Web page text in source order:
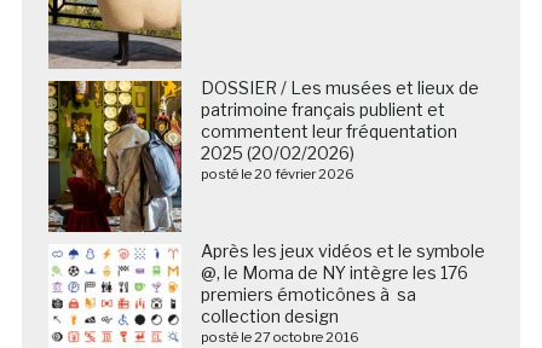
DOSSIER / Les musées et lieux de
patrimoine français publient et
commentent leur fréquentation
2025 (20/02/2026)
posté le 20 février 2026
Après les jeux vidéos et le symbole
@, le Moma de NY intègre les 176
premiers émoticônes à sa
collection design
posté le 27 octobre 2016